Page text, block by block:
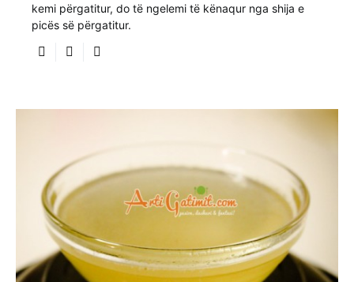
kemi përgatitur, do të ngelemi të kënaqur nga shija e
picës së përgatitur.